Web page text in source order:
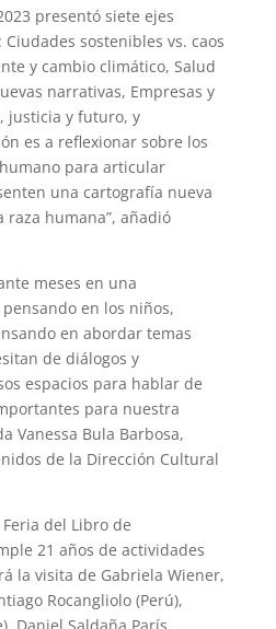
presentó siete ejes
sostenibles vs. caos
y cambio climático, Salud
narrativas, Empresas y
justicia y futuro, y
es a reflexionar sobre los
para articular
una cartografía nueva
raza humana”, añadió
meses en una
en los niños,
en abordar temas
de diálogos y
espacios para hablar de
para nuestra
Vanessa Bula Barbosa,
de la Dirección Cultural
del Libro de
21 años de actividades
la visita de Gabriela Wiener,
Rocangliolo (Perú),